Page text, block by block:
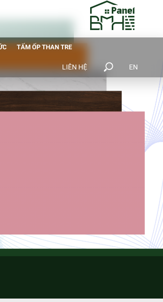
TẤM ỐP THAN TRE
LIÊN HỆ EN